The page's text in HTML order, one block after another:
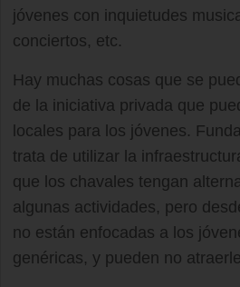
jóvenes con inquietudes
conciertos, etc.
Hay muchas cosas que se
de la iniciativa privada que
locales para los jóvenes.
trata de utilizar la
que los chavales tengan
algunas actividades, pero
no están enfocadas a los
genéricas, y pueden no